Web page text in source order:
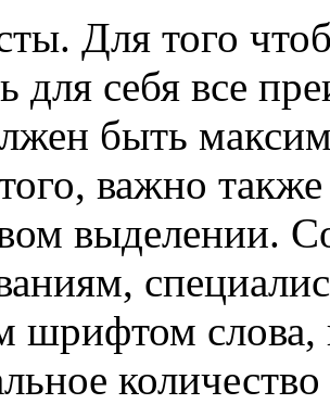
Для того
для себя все
быть
важно
выделении.
шрифтом слова,